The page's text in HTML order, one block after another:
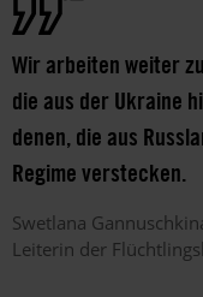
Wir arbeiten weiter
die aus der Ukraine
denen, die aus
Regime verstecken.
Swetlana
Leiterin der